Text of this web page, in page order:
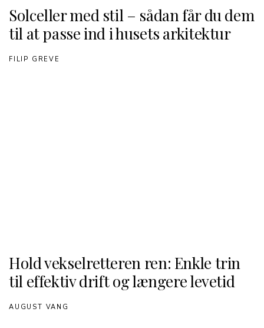
Solceller med stil – sådan får du dem
til at passe ind i husets arkitektur
FILIP GREVE
Hold vekselretteren ren: Enkle trin
til effektiv drift og længere levetid
AUGUST VANG